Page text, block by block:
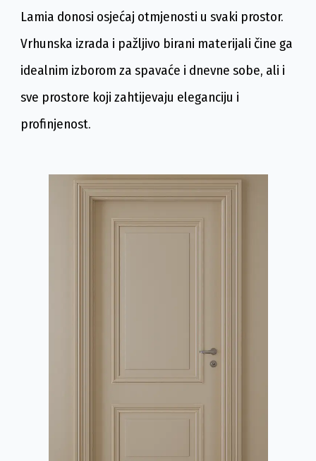
Lamia donosi osjećaj otmjenosti u svaki prostor.
Vrhunska izrada i pažljivo birani materijali čine ga
idealnim izborom za spavaće i dnevne sobe, ali i
sve prostore koji zahtijevaju eleganciju i
profinjenost.